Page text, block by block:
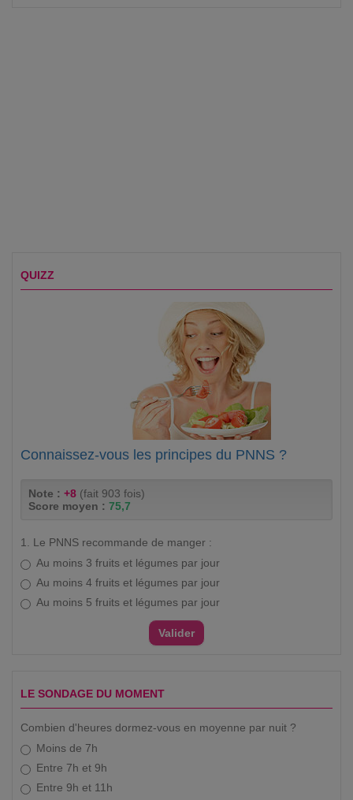
QUIZZ
Connaissez-vous les principes du PNNS ?
Note : +8 (fait 903 fois)
Score moyen : 75,7
1. Le PNNS recommande de manger :
Au moins 3 fruits et légumes par jour
Au moins 4 fruits et légumes par jour
Au moins 5 fruits et légumes par jour
LE SONDAGE DU MOMENT
Combien d'heures dormez-vous en moyenne par nuit ?
Moins de 7h
Entre 7h et 9h
Entre 9h et 11h